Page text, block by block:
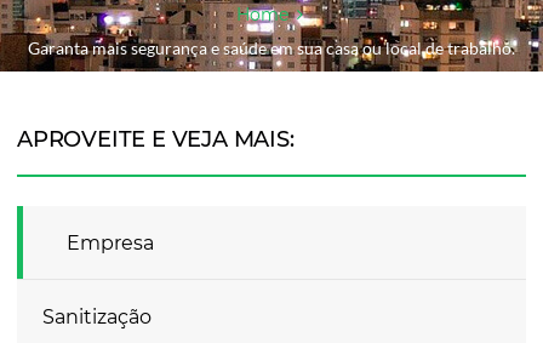
Home
Garanta mais segurança e saúde em sua casa ou local de trabalho.
APROVEITE E VEJA MAIS:
Empresa
Sanitização